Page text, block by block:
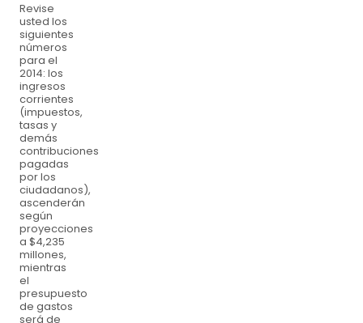
Revise
usted los
siguientes
números
para el
2014: los
ingresos
corrientes
(impuestos,
tasas y
demás
contribuciones
pagadas
por los
ciudadanos),
ascenderán
según
proyecciones
a $4,235
millones,
mientras
el
presupuesto
de gastos
será de